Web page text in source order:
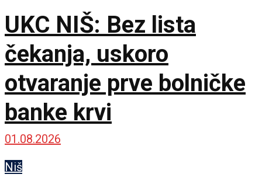
UKC NIŠ: Bez lista
čekanja, uskoro
otvaranje prve bolničke
banke krvi
01.08.2026
Niš